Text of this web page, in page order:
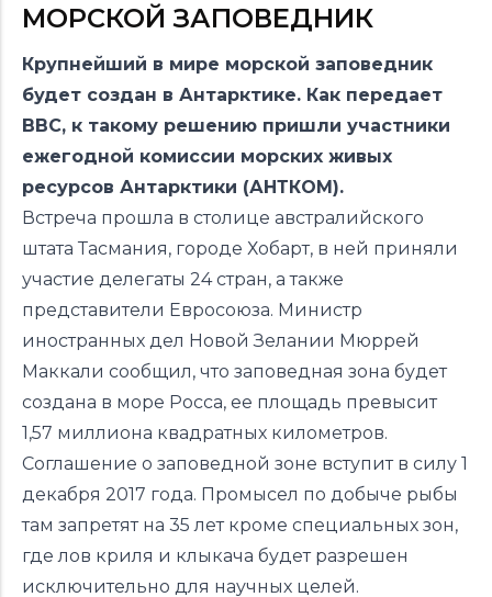
МОРСКОЙ ЗАПОВЕДНИК
Крупнейший в мире морской заповедник
будет создан в Антарктике. Как передает
BBC, к такому решению пришли участники
ежегодной комиссии морских живых
ресурсов Антарктики (АНТКОМ).
Встреча прошла в столице австралийского
штата Тасмания, городе Хобарт, в ней приняли
участие делегаты 24 стран, а также
представители Евросоюза. Министр
иностранных дел Новой Зелании Мюррей
Маккали сообщил, что заповедная зона будет
создана в море Росса, ее площадь превысит
1,57 миллиона квадратных километров.
Соглашение о заповедной зоне вступит в силу 1
декабря 2017 года. Промысел по добыче рыбы
там запретят на 35 лет кроме специальных зон,
где лов криля и клыкача будет разрешен
исключительно для научных целей.